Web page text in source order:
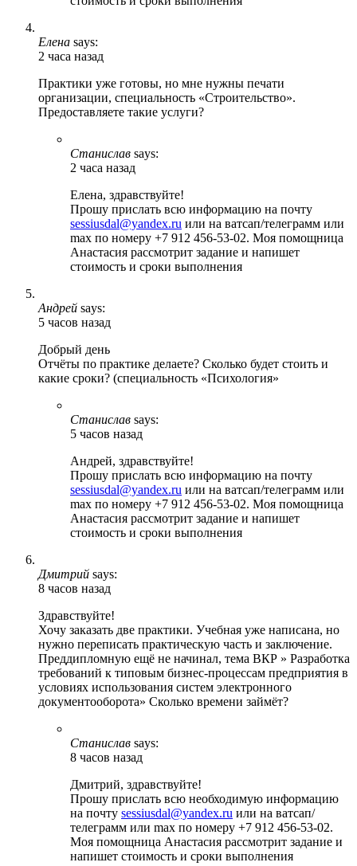
Елена says:
2 часа назад
Практики уже готовы, но мне нужны печати
организации, специальность «Строительство».
Предоставляете такие услуги?
Станислав says:
2 часа назад
Елена, здравствуйте!
Прошу прислать всю информацию на почту
sessiusdal@yandex.ru или на ватсап/телеграмм или
max по номеру +7 912 456-53-02. Моя помощница
Анастасия рассмотрит задание и напишет
стоимость и сроки выполнения
Андрей says:
5 часов назад
Добрый день
Отчёты по практике делаете? Сколько будет стоить и
какие сроки? (специальность «Психология»
Станислав says:
5 часов назад
Андрей, здравствуйте!
Прошу прислать всю информацию на почту
sessiusdal@yandex.ru или на ватсап/телеграмм или
max по номеру +7 912 456-53-02. Моя помощница
Анастасия рассмотрит задание и напишет
стоимость и сроки выполнения
Дмитрий says:
8 часов назад
Здравствуйте!
Хочу заказать две практики. Учебная уже написана, но
нужно переписать практическую часть и заключение.
Преддипломную ещё не начинал, тема ВКР » Разработка
требований к типовым бизнес-процессам предприятия в
условиях использования систем электронного
документооборота» Сколько времени займёт?
Станислав says:
8 часов назад
Дмитрий, здравствуйте!
Прошу прислать всю необходимую информацию
на почту sessiusdal@yandex.ru или на ватсап/
телеграмм или max по номеру +7 912 456-53-02.
Моя помощница Анастасия рассмотрит задание и
напишет стоимость и сроки выполнения